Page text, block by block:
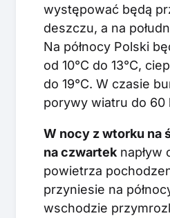
występować będą
deszczu, a na
Na północy Polski
od 10°C do 13°C,
do 19°C. W czasie
porywy wiatru do 60
W nocy z wtorku na
na czwartek napływ
powietrza
przyniesie na
wschodzie